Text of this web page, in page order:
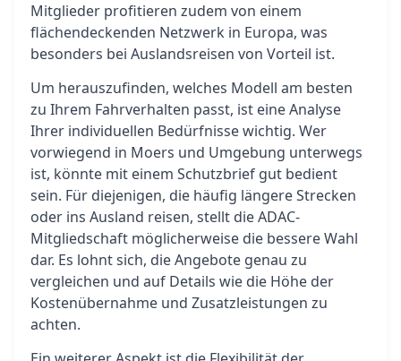
Mitglieder profitieren zudem von einem
flächendeckenden Netzwerk in Europa, was
besonders bei Auslandsreisen von Vorteil ist.
Um herauszufinden, welches Modell am besten
zu Ihrem Fahrverhalten passt, ist eine Analyse
Ihrer individuellen Bedürfnisse wichtig. Wer
vorwiegend in Moers und Umgebung unterwegs
ist, könnte mit einem Schutzbrief gut bedient
sein. Für diejenigen, die häufig längere Strecken
oder ins Ausland reisen, stellt die ADAC-
Mitgliedschaft möglicherweise die bessere Wahl
dar. Es lohnt sich, die Angebote genau zu
vergleichen und auf Details wie die Höhe der
Kostenübernahme und Zusatzleistungen zu
achten.